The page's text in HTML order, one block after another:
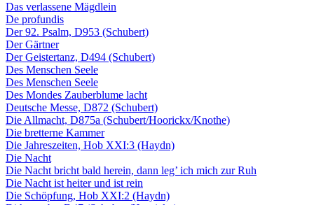
Das verlassene Mägdlein
De profundis
Der 92. Psalm, D953 (Schubert)
Der Gärtner
Der Geistertanz, D494 (Schubert)
Des Menschen Seele
Des Menschen Seele
Des Mondes Zauberblume lacht
Deutsche Messe, D872 (Schubert)
Die Allmacht, D875a (Schubert/Hoorickx/Knothe)
Die bretterne Kammer
Die Jahreszeiten, Hob XXI:3 (Haydn)
Die Nacht
Die Nacht bricht bald herein, dann leg’ ich mich zur Ruh
Die Nacht ist heiter und ist rein
Die Schöpfung, Hob XXI:2 (Haydn)